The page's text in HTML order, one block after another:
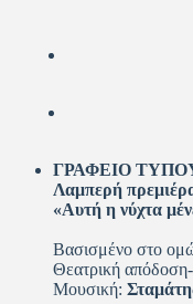
ΓΡΑΦΕΙΟ
Λαμπερή
«Αυτή η νύχτα
Bασισμένο στο
Θεατρική
Μουσική: